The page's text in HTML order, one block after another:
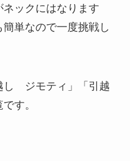
ックにはなります
単なので一度挑戦し
し ジモティ」「引越
す。